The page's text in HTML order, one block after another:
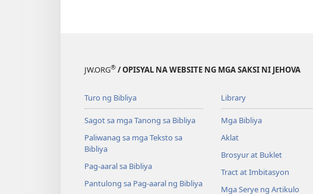
JW.ORG® / OPISYAL NA WEBSITE NG MGA SAKSI NI JEHOVA
Turo ng Bibliya
Sagot sa mga Tanong sa Bibliya
Paliwanag sa mga Teksto sa
Bibliya
Pag-aaral sa Bibliya
Pantulong sa Pag-aaral ng Bibliya
Library
Mga Bibliya
Aklat
Brosyur at Buklet
Tract at Imbitasyon
Mga Serye ng Artikulo